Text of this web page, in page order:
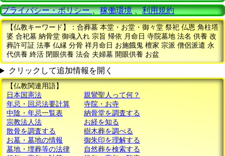
プライバシー・ポリシー、稼働環境、利用規約
【仏教キーワード】：合葬墓 本堂・お堂・御々堂 祭祀 仏恩 角柱塔
婆 合祀墓 納骨堂 御魂入れ 宗旨 帰依 月命日 寺院墓地 法名 供養 改
葬許可証 法事 仏縁 分骨 祥月命日 お施餓鬼 檀家 宗派 僧侶派遣 永
代供養 終活 閉眼供養 法会 夫婦墓 開眼供養 お盆
クリックして追加情報を開く
【仏教関連用語】
日本国憲法
親鸞聖人って何？
年忌・回忌法要計算
寺院・お寺
中陰・年忌一覧表
納骨堂を調査する
宗教法人法
お経を知る
散骨を調査する
樹木葬を調べる
お墓・墓地の情報
御朱印を理解する
墓地・埋葬等の法律
自然葬を検索する